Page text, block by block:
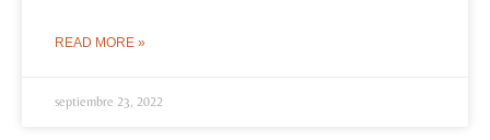
READ MORE »
septiembre 23, 2022